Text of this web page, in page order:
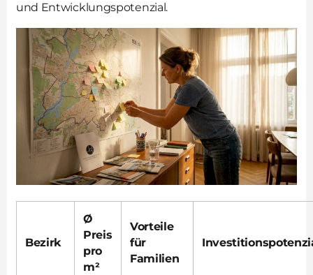
und Entwicklungspotenzial.
Bezirk
Ø
Preis
pro
m²
Vorteile
für
Familien